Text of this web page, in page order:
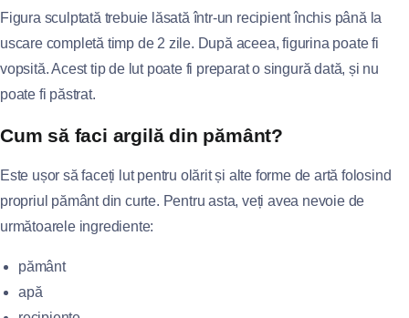
Figura sculptată trebuie lăsată într-un recipient închis până la
uscare completă timp de 2 zile. După aceea, figurina poate fi
vopsită. Acest tip de lut poate fi preparat o singură dată, și nu
poate fi păstrat.
Cum să faci argilă din pământ?
Este ușor să faceți lut pentru olărit și alte forme de artă folosind
propriul pământ din curte. Pentru asta, veți avea nevoie de
următoarele ingrediente:
pământ
apă